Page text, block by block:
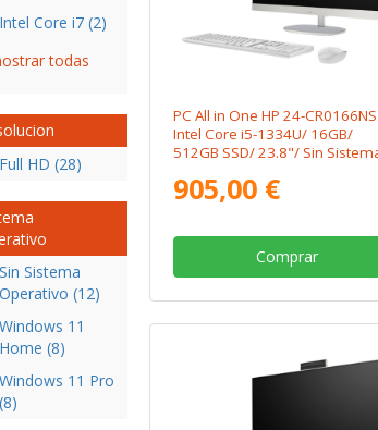
Intel Core i7 (2)
todas
Full HD (28)
Sin Sistema
Operativo (12)
Windows 11
Home (8)
Windows 11 Pro
(8)
PC All in One HP 24-CR0166NS
Intel Core i5-1334U/ 16GB/
512GB SSD/ 23.8"/ Sin
905,00 €
Comprar